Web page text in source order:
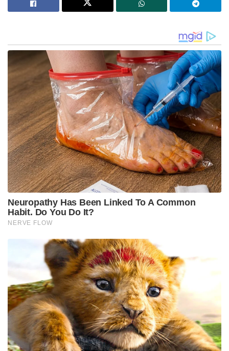
മേഖലകളിലെ ജീവനക്കാരോട് ബുധനാഴ്ച
ആർട്ടിഫിഷ്യൽ ഇന്റലിജൻസ് (AI) മേഖലയിലേക്ക്
കൂടുതൽ നിക്ഷേപം നടത്തുന്നതിനും കമ്പനിയുടെ
ഘടന ലളിതമാക്കുന്നതിനുമാണ് മെറ്റയുടെ ഈ
പുതിയ നീക്കം. എ ഐ സാങ്കേതികവിദ്യയിലേക്ക് ഈ
വർഷം കോടിക്കണക്കിന് ഡോളർ നിക്ഷേപിക്കാനാണ്
മാർക്ക് സക്കർബർഗിന്റെ നേതൃത്വത്തിലുള്ള കമ്പനി
ലക്ഷ്യമിടുന്നത്. ഇതിന്റെ ഭാഗമായി എഞ്ചിനീയറിംഗ്,
പ്രൊഡക്ട് ഡെവലപ്മെന്റ് എന്നീ വിഭാഗങ്ങളെയാണ്
ഈ പിരിച്ചുവിടൽ ഏറ്റവും കൂടുതൽ ബാധിക്കുക.
നിലവിലെ പുനഃസംഘടനയ്ക്ക് മുൻപ്
ആഗോളതലത്തിൽ ഏകദേശം 78,000
ജീവനക്കാരാണ് മെറ്റയിൽ ജോലി ചെയ്തിരുന്നത്.
ഇതിൽ എണ്ണായിരത്തോളം പേരെ പിരിച്ചുവിടുന്നതിന്
ഒഴിവുകൾ നികത്താതെ മാറ്റിവെക്കാനും
തീരുമാനിച്ചിട്ടുണ്ട്.
കൂട്ടപ്പിരിച്ചുവിടലിനൊപ്പം തന്നെ അയ്യായിരത്തോളം
ജീവനക്കാരെ ആർട്ടിഫിഷ്യൽ ഇന്റലിജൻസുമായി
ബന്ധപ്പെട്ട പുതിയ തസ്തികകളിലേക്ക് മാറ്റാനും മെറ്റ
തീരുമാനിച്ചിട്ടുണ്ട്. കുറഞ്ഞ ജീവനക്കാരെ വെച്ച്
വേഗത്തിൽ തീരുമാനങ്ങൾ എടുക്കാൻ സാധിക്കുന്ന
തരത്തിലേക്ക് കമ്പനിയെ മാറ്റാനാണ്